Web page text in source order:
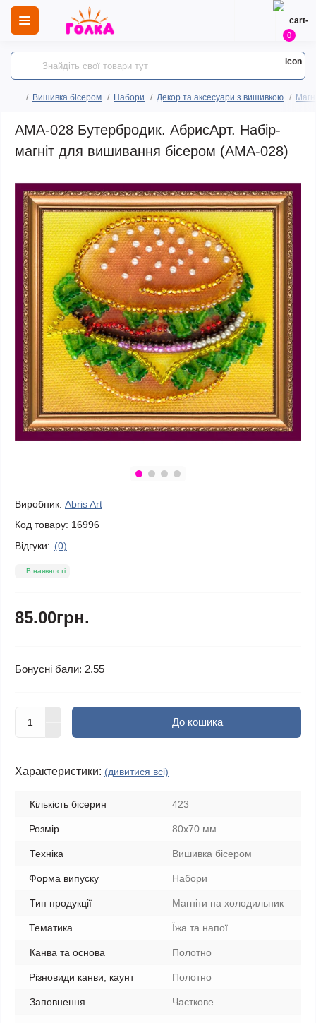
0
Вишивка бісером Набори Декор та аксесуари з вишивкою
AMA-028 Бутербродик. АбрисАрт. Набір-
магніт для вишивання бісером (АМА-028)
Виробник: Abris Art
Код товару: 16996
Відгуки: (0)
В наявності
85.00грн.
Бонусні бали: 2.55
До кошика
Характеристики: (дивитися всі)
Кількість бісерин 423
Розмір 80х70 мм
Техніка Вишивка бісером
Форма випуску Набори
Тип продукції Магніти на холодильник
Тематика Їжа та напої
Канва та основа Полотно
Різновиди канви, каунт Полотно
Заповнення Часткове